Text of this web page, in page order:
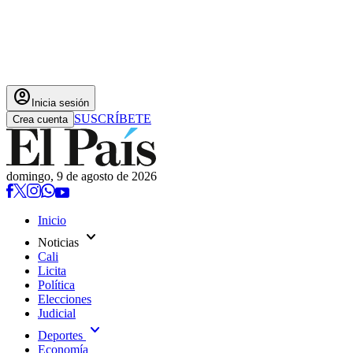
account_circle Inicia sesión
Crea cuenta SUSCRÍBETE
domingo, 9 de agosto de 2026
Inicio
Noticias expand_more
Cali
Licita
Política
Elecciones
Judicial
Deportes expand_more
Economía